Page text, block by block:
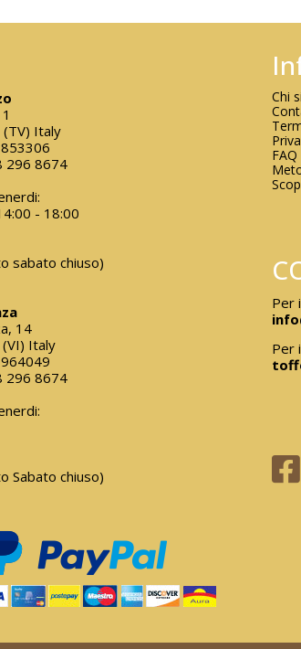
Italy
296 8674
- 18:00
sabato chiuso)
14
Italy
296 8674
Sabato chiuso)
Chi
FAQ
Per
Per